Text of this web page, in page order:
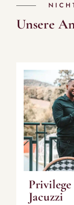
Unsere
Jacuzzi